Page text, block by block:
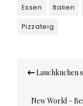
Essen Italien
Pizzateig
Lauchkuchen
New World –